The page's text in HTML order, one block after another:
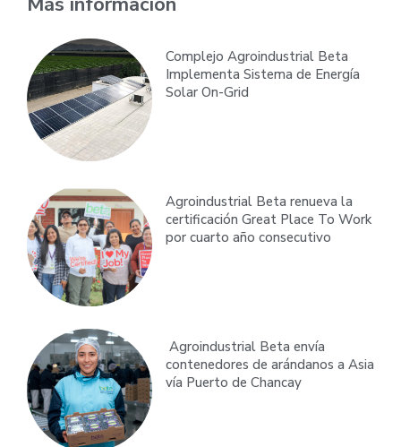
Complejo Agroindustrial Beta
Implementa Sistema de Energía
Solar On-Grid
Agroindustrial Beta renueva la
certificación Great Place To Work
por cuarto año consecutivo
Agroindustrial Beta envía
contenedores de arándanos a Asia
vía Puerto de Chancay